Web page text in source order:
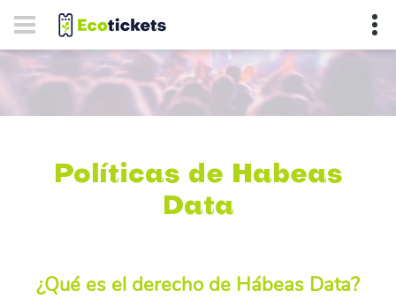
Políticas de Habeas
Data
¿Qué es el derecho de Hábeas Data?